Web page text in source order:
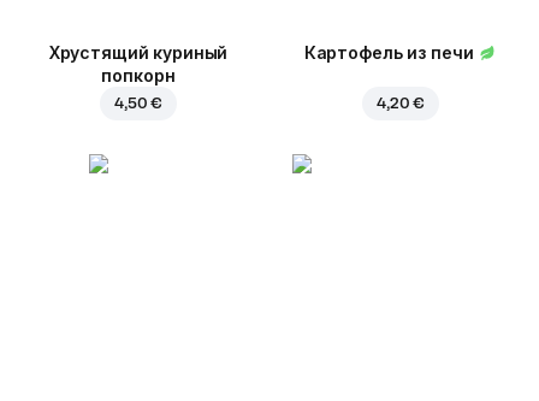
Хрустящий куриный
попкорн
4,50 €
Картофель из печи
4,20 €